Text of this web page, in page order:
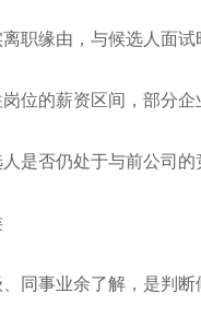
职缘由，与候选人面
位的薪资区间，部分
是否仍处于与前公司
同事业余了解，是判断